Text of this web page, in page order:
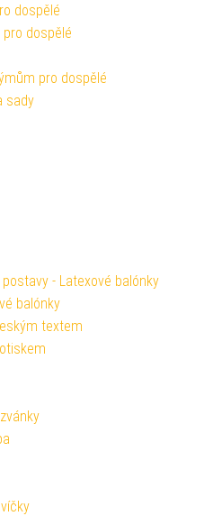
dospělé
dospělé
pro dospělé
sady
- Latexové balónky
balónky
textem